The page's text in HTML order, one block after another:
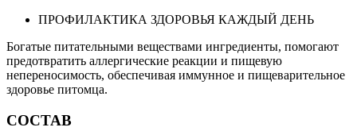
ПРОФИЛАКТИКА ЗДОРОВЬЯ КАЖДЫЙ ДЕНЬ
Богатые питательными веществами ингредиенты, помогают
предотвратить аллергические реакции и пищевую
непереносимость, обеспечивая иммунное и пищеварительное
здоровье питомца.
СОСТАВ